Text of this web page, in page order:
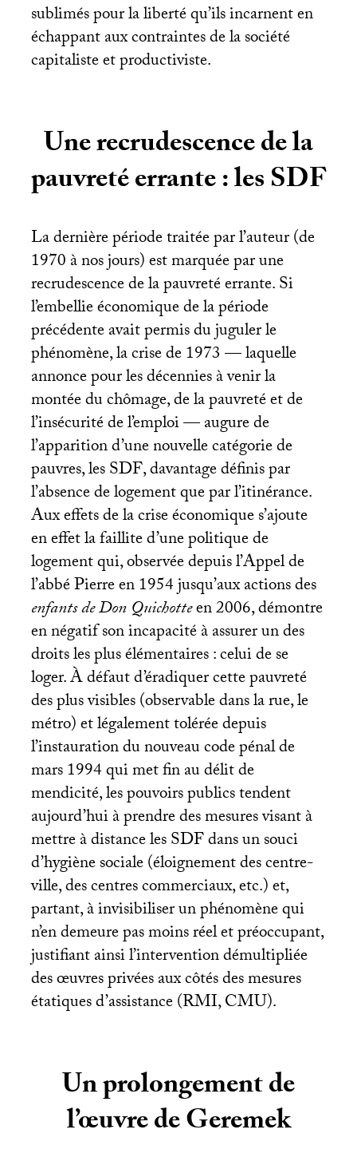
sublimés pour la liberté qu’ils incarnent en
échappant aux contraintes de la société
capitaliste et productiviste.
Une recrudescence de la
pauvreté errante : lesSDF
La dernière période traitée par l’auteur (de
1970 à nos jours) est marquée par une
recrudescence de la pauvreté errante. Si
l’embellie économique de la période
précédente avait permis du juguler le
phénomène, la crise de 1973 — laquelle
annonce pour les décennies à venir la
montée du chômage, de la pauvreté et de
l’insécurité de l’emploi — augure de
l’apparition d’une nouvelle catégorie de
pauvres, lesSDF, davantage définis par
l’absence de logement que par l’itinérance.
Aux effets de la crise économique s’ajoute
en effet la faillite d’une politique de
logement qui, observée depuis l’Appel de
l’abbé Pierre en 1954 jusqu’aux actions des
enfants de Don Quichotteen 2006, démontre
en négatif son incapacité à assurer un des
droits les plus élémentaires : celui de se
loger. À défaut d’éradiquer cette pauvreté
des plus visibles (observable dans la rue, le
métro) et légalement tolérée depuis
l’instauration du nouveau code pénal de
mars 1994 qui met fin au délit de
mendicité, les pouvoirs publics tendent
aujourd’hui à prendre des mesures visant à
mettre à distance lesSDFdans un souci
d’hygiène sociale (éloignement des centre-
ville, des centres commerciaux, etc.) et,
partant, à invisibiliser un phénomène qui
n’en demeure pas moins réel et préoccupant,
justifiant ainsi l’intervention démultipliée
des œuvres privées aux côtés des mesures
étatiques d’assistance (RMI,CMU).
Un prolongement de
l’œuvre de Geremek